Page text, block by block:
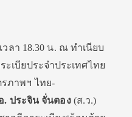
ลา 18.30 น. ณ ทำเนียบ
เบียประจำประเทศไทย
ภาพฯ ไทย-
. ประจิน จั่นตอง(ส.ว.)